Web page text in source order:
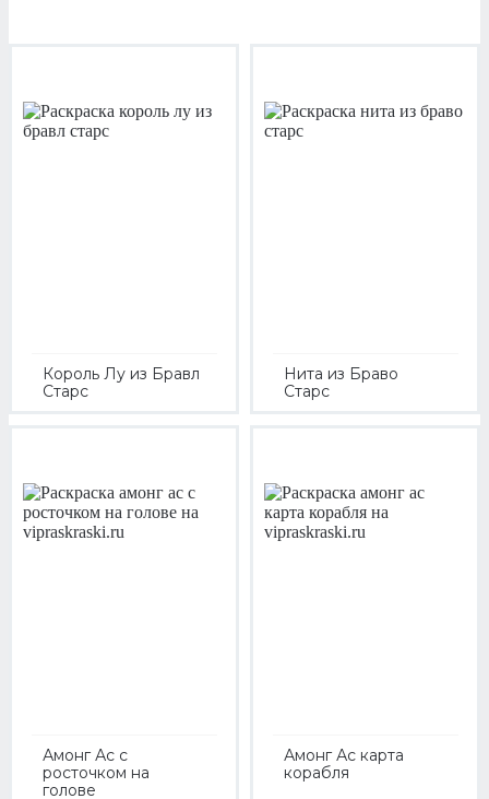
Король Лу из Бравл
Старс
Нита из Браво
Старс
Амонг Ас с
росточком на
голове
Амонг Ас карта
корабля